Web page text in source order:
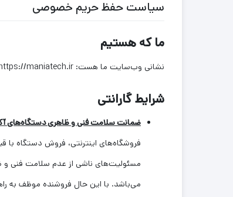
سیاست حفظ حریم خصوصی
ما که هستیم
نشانی وب‌سایت ما هست: https://maniatech.ir.
شرایط گارانتی
ضمانت سلامت فنی و ظاهری دستگاه‌های
فروشگاه‌های اینترنتی، فروش دستگاه با
مسئولیت‌های ناشی از عدم سلامت فنی و
می‌باشد. با این حال فروشنده موظف به